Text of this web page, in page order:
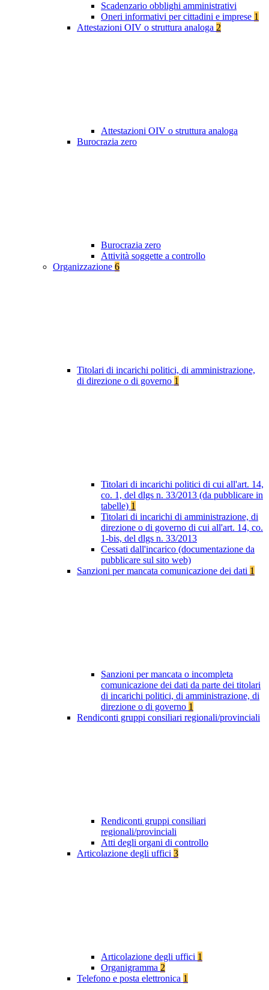
Scadenzario obblighi amministrativi
Oneri informativi per cittadini e imprese 1
Attestazioni OIV o struttura analoga 2
Attestazioni OIV o struttura analoga
Burocrazia zero
Burocrazia zero
Attività soggette a controllo
Organizzazione 6
Titolari di incarichi politici, di amministrazione,
di direzione o di governo 1
Titolari di incarichi politici di cui all'art. 14,
co. 1, del dlgs n. 33/2013 (da pubblicare in
tabelle) 1
Titolari di incarichi di amministrazione, di
direzione o di governo di cui all'art. 14, co.
1-bis, del dlgs n. 33/2013
Cessati dall'incarico (documentazione da
pubblicare sul sito web)
Sanzioni per mancata comunicazione dei dati 1
Sanzioni per mancata o incompleta
comunicazione dei dati da parte dei titolari
di incarichi politici, di amministrazione, di
direzione o di governo 1
Rendiconti gruppi consiliari regionali/provinciali
Rendiconti gruppi consiliari
regionali/provinciali
Atti degli organi di controllo
Articolazione degli uffici 3
Articolazione degli uffici 1
Organigramma 2
Telefono e posta elettronica 1